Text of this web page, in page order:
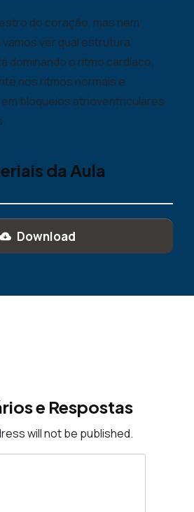
do coração, mas nem
ver qual estrutura
dominando o ritmo cardíaco,
nos ritmos normais e
bloqueios atrioventriculares
da Aula
Download
e Respostas
will not be published.